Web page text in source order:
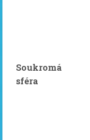
Soukromá
sféra